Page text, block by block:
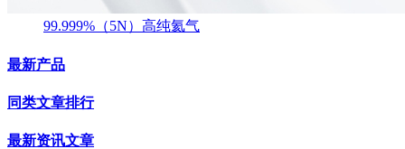
99.999%（5N）高纯氦气
最新产品
同类文章排行
最新资讯文章